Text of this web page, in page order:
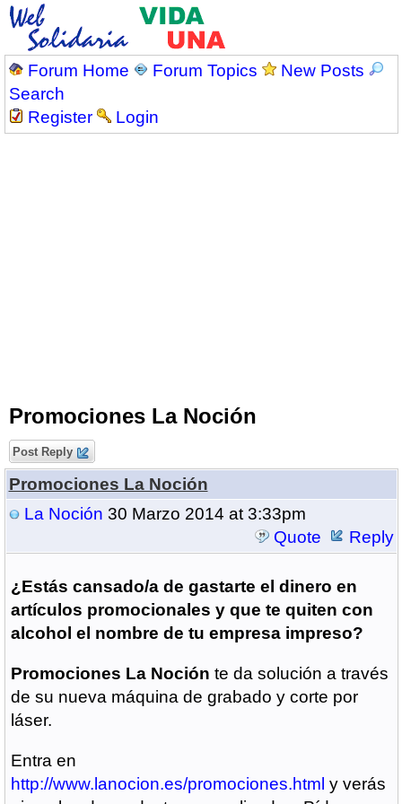
Forum Home Forum Topics
New Posts
Search
Register
Login
Promociones La Noción
Post Reply
Promociones La Noción
La Noción 30 Marzo 2014 at 3:33pm
Quote
Reply
¿Estás cansado/a de gastarte el dinero en
artículos promocionales y que te quiten con
alcohol el nombre de tu empresa impreso?
Promociones La Noción te da solución a través
de su nueva máquina de grabado y corte por
láser.
Entra en
http://www.lanocion.es/promociones.html y verás